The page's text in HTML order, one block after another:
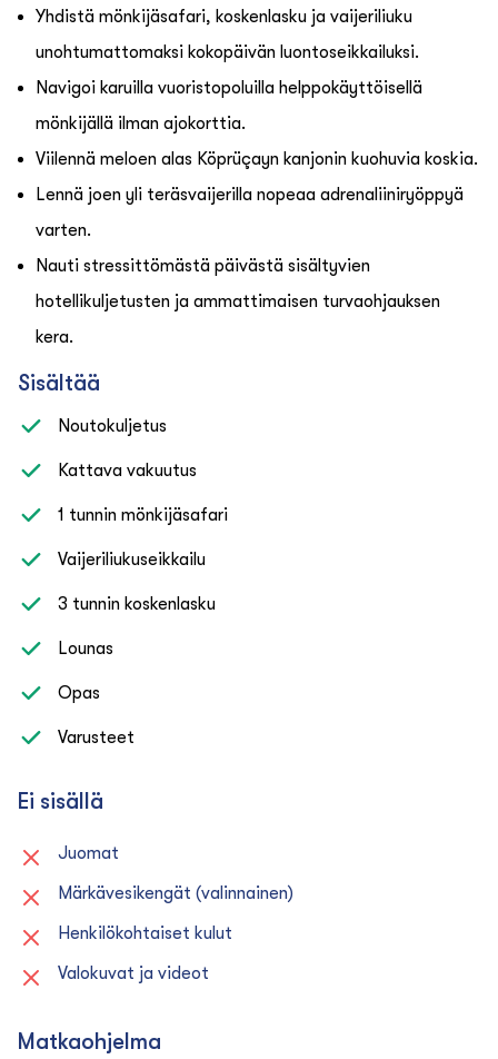
Yhdistä mönkijäsafari, koskenlasku ja vaijeriliuku
unohtumattomaksi kokopäivän luontoseikkailuksi.
Navigoi karuilla vuoristopoluilla helppokäyttöisellä
mönkijällä ilman ajokorttia.
Viilennä meloen alas Köprüçayn kanjonin kuohuvia koskia.
Lennä joen yli teräsvaijerilla nopeaa adrenaliiniryöppyä
varten.
Nauti stressittömästä päivästä sisältyvien
hotellikuljetusten ja ammattimaisen turvaohjauksen
kera.
Sisältää
Noutokuljetus
Kattava vakuutus
1 tunnin mönkijäsafari
Vaijeriliukuseikkailu
3 tunnin koskenlasku
Lounas
Opas
Varusteet
Ei sisällä
Juomat
Märkävesikengät (valinnainen)
Henkilökohtaiset kulut
Valokuvat ja videot
Matkaohjelma